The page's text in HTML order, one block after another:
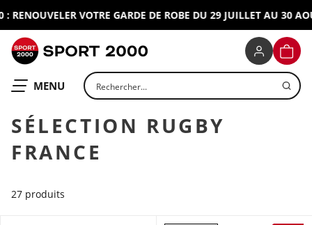
VOTRE GARDE DE ROBE DU 29 JUILLET AU 30
OUVRIR LE
MENU Rechercher un produit
SÉLECTION RUGBY
FRANCE
27 produits